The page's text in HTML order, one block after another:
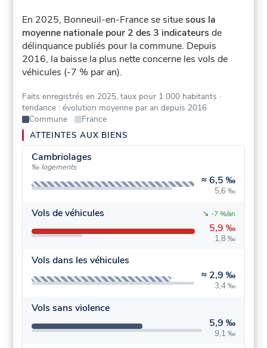
En 2025, Bonneuil-en-France se situesous la
moyenne nationale pour 2 des 3 indicateurs de
délinquance publiés pour la commune. Depuis
2016, la baisse la plus nette concerne les vols de
véhicules (-7 % par an).
Faits enregistrés en 2025, taux pour 1 000 habitants ·
tendance : évolution moyenne par an depuis 2016
Commune
France
ATTEINTES AUX BIENS
Cambriolages
‰ logements
≈6,5 ‰
5,6 ‰
Vols de véhicules
5,9 ‰
1,8 ‰
↘ -7 %/an
Vols dans les véhicules
≈ 2,9 ‰
3,4 ‰
Vols sans violence
5,9 ‰
9,1 ‰